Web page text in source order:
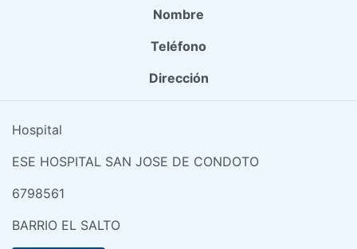
Nombre
Teléfono
Dirección
Hospital
ESE HOSPITAL SAN JOSE DE CONDOTO
6798561
BARRIO EL SALTO